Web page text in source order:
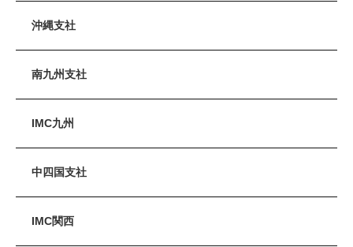
沖縄支社
南九州支社
IMC九州
中四国支社
IMC関西